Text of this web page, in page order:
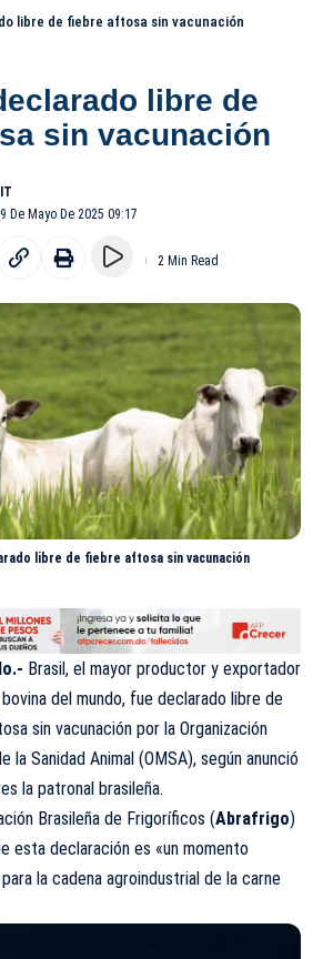
libre de fiebre aftosa sin vacunación
libre de
sin vacunación
De Mayo De 2025 09:17
2 Min Read
libre de fiebre aftosa sin vacunación
Brasil, el mayor productor y exportador
del mundo, fue declarado libre de
sin vacunación por la Organización
la Sanidad Animal (OMSA), según anunció
la patronal brasileña.
Brasileña de Frigoríficos (Abrafrigo)
esta declaración es «un momento
la cadena agroindustrial de la carne